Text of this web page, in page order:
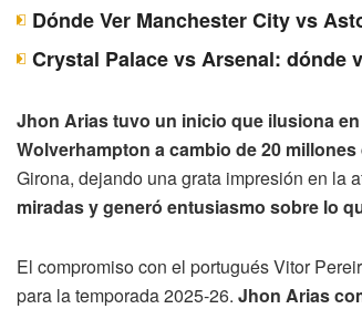
Dónde Ver Manchester City vs
Crystal Palace vs Arsenal: dónde
Jhon Arias tuvo un inicio que ilusiona
Wolverhampton a cambio de 20
Girona, dejando una grata impresión en la
miradas y generó entusiasmo sobre lo
El compromiso con el portugués Vitor
para la temporada 2025-26. Jhon Arias